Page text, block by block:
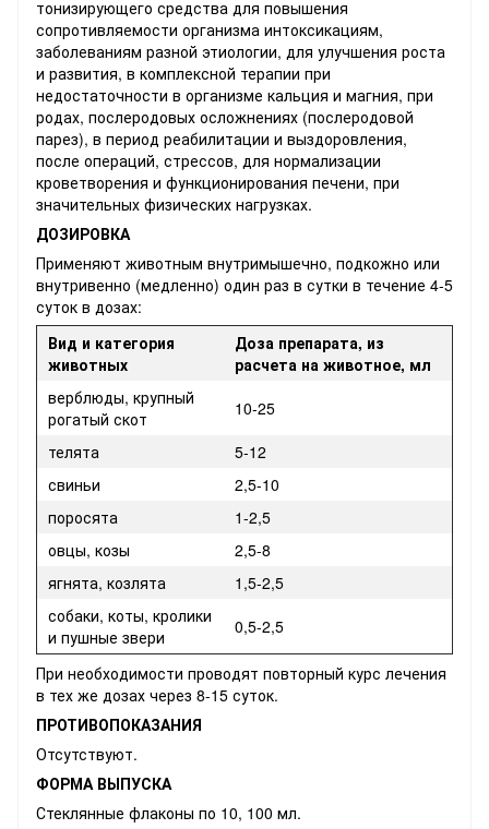
тонизирующего средства для повышения
сопротивляемости организма интоксикациям,
заболеваниям разной этиологии, для улучшения роста
и развития, в комплексной терапии при
недостаточности в организме кальция и магния, при
родах, послеродовых осложнениях (послеродовой
парез), в период реабилитации и выздоровления,
после операций, стрессов, для нормализации
кроветворения и функционирования печени, при
значительных физических нагрузках.
ДОЗИРОВКА
Применяют животным внутримышечно, подкожно или
внутривенно (медленно) один раз в сутки в течение 4-5
суток в дозах:
Вид и категория
животных
Доза препарата, из
расчета на животное, мл
верблюды, крупный
рогатый скот
10-25
телята
5-12
свиньи
2,5-10
поросята
1-2,5
овцы, козы
2,5-8
ягнята, козлята
1,5-2,5
собаки, коты, кролики
и пушные звери
0,5-2,5
При необходимости проводят повторный курс лечения
в тех же дозах через 8-15 суток.
ПРОТИВОПОКАЗАНИЯ
Отсутствуют.
ФОРМА ВЫПУСКА
Стеклянные флаконы по 10, 100 мл.